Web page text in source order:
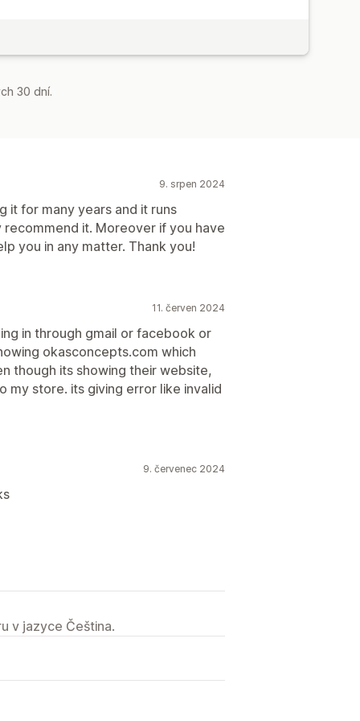
30 dní.
9. srpen 2024
it for many years and it runs
it. Moreover if you have
you in any matter. Thank you!
11. červen 2024
in through gmail or facebook or
okasconcepts.com which
though its showing their website,
my store. its giving error like invalid
9. červenec 2024
v jazyce Čeština.